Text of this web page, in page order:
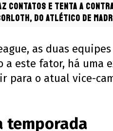
contatos e tenta a
do Atlético de
as duas
a este fator, há uma
para o atual vice-
temporada